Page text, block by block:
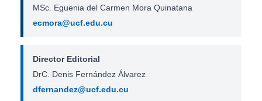
MSc. Eguenia del Carmen Mora Quinatana
ecmora@ucf.edu.cu
Director Editorial
DrC. Denis Fernández Álvarez
dfernandez@ucf.edu.cu